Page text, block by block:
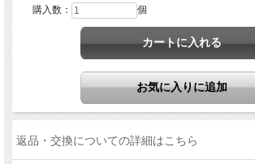
購入数： 個
返品・交換についての詳細はこちら